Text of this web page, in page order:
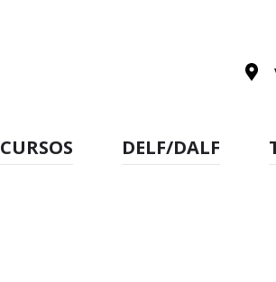
CURSOS DELF/DALF